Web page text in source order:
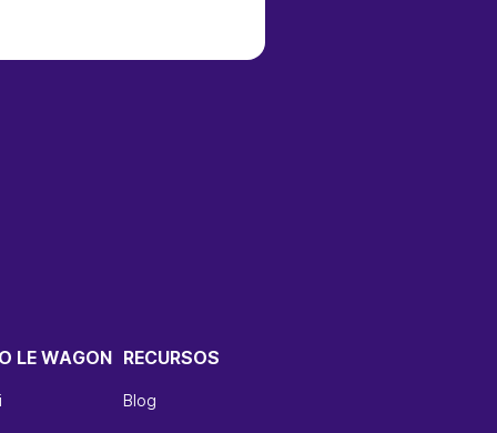
LE WAGON RECURSOS
Blog